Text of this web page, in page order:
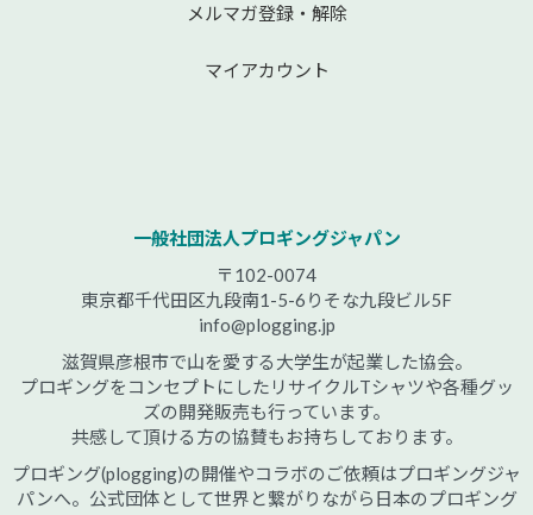
メルマガ登録・解除
マイアカウント
一般社団法人プロギングジャパン
〒102-0074
東京都千代田区九段南1-5-6りそな九段ビル5F
info@plogging.jp
滋賀県彦根市で山を愛する大学生が起業した協会。
プロギングをコンセプトにしたリサイクルTシャツや各種グッ
ズの開発販売も行っています。
共感して頂ける方の協賛もお持ちしております。
プロギング(plogging)の開催やコラボのご依頼はプロギングジャ
パンへ。公式団体として世界と繋がりながら日本のプロギング